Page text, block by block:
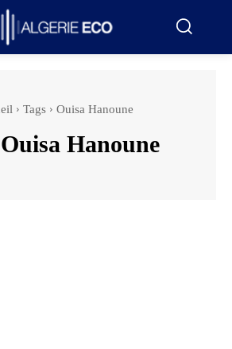
Tags Ouisa Hanoune
Ouisa Hanoune